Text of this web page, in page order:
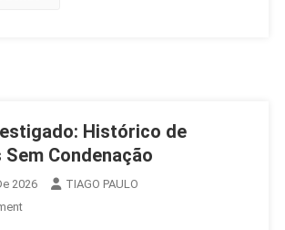
Histórico de
Condenação
2026
TIAGO PAULO
On